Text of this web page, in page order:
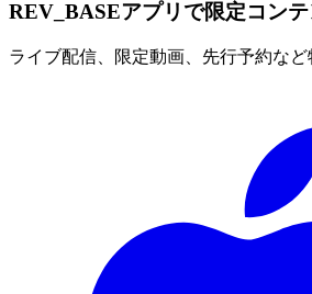
REV_BASEアプリで限定コン
ライブ配信、限定動画、先行予約など